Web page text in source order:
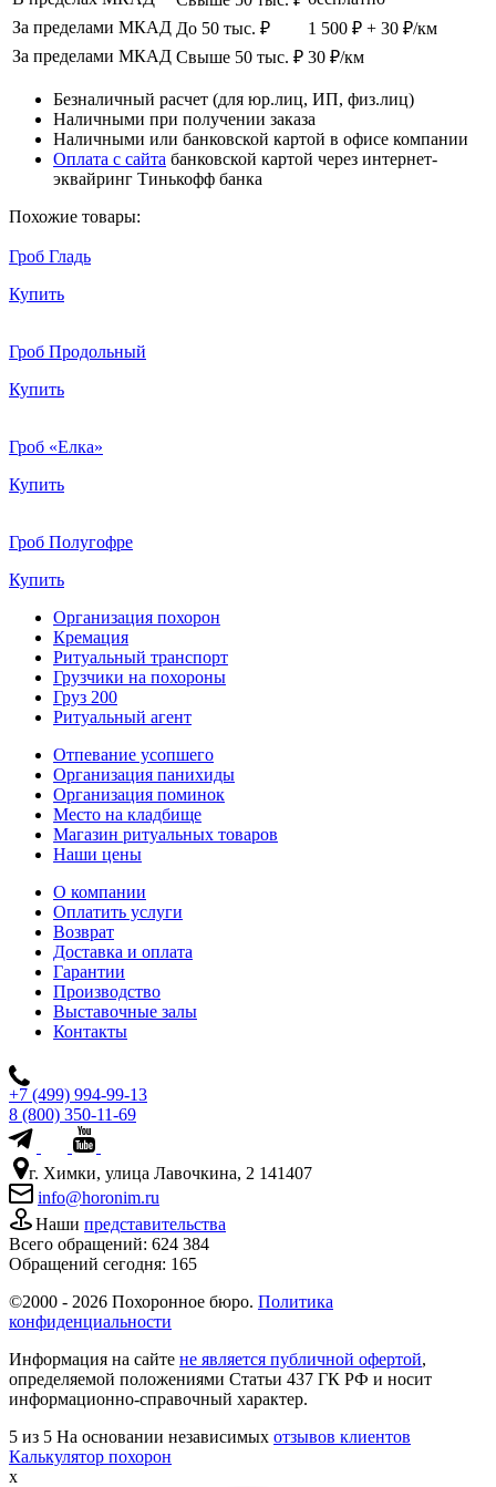
За пределами МКАД До 50 тыс. ₽
1 500 ₽ + 30 ₽/км
За пределами МКАД Свыше 50 тыс. ₽ 30 ₽/км
Безналичный расчет (для юр.лиц, ИП, физ.лиц)
Наличными при получении заказа
Наличными или банковской картой в офисе компании
Оплата с сайта банковской картой через интернет-
эквайринг Тинькофф банка
Похожие товары:
Гроб Гладь
Купить
Гроб Продольный
Купить
Гроб «Елка»
Купить
Гроб Полугофре
Купить
Организация похорон
Кремация
Ритуальный транспорт
Грузчики на похороны
Груз 200
Ритуальный агент
Отпевание усопшего
Организация панихиды
Организация поминок
Место на кладбище
Магазин ритуальных товаров
Наши цены
О компании
Оплатить услуги
Возврат
Доставка и оплата
Гарантии
Производство
Выставочные залы
Контакты
+7 (499) 994-99-13
8 (800) 350-11-69
г. Химки, улица Лавочкина, 2 141407
info@horonim.ru
Наши представительства
Всего обращений: 624 384
Обращений сегодня: 165
©2000 - 2026 Похоронное бюро. Политика
конфиденциальности
Информация на сайте не является публичной офертой,
определяемой положениями Статьи 437 ГК РФ и носит
информационно-справочный характер.
5 из 5 На основании независимых отзывов клиентов
Калькулятор похорон
x